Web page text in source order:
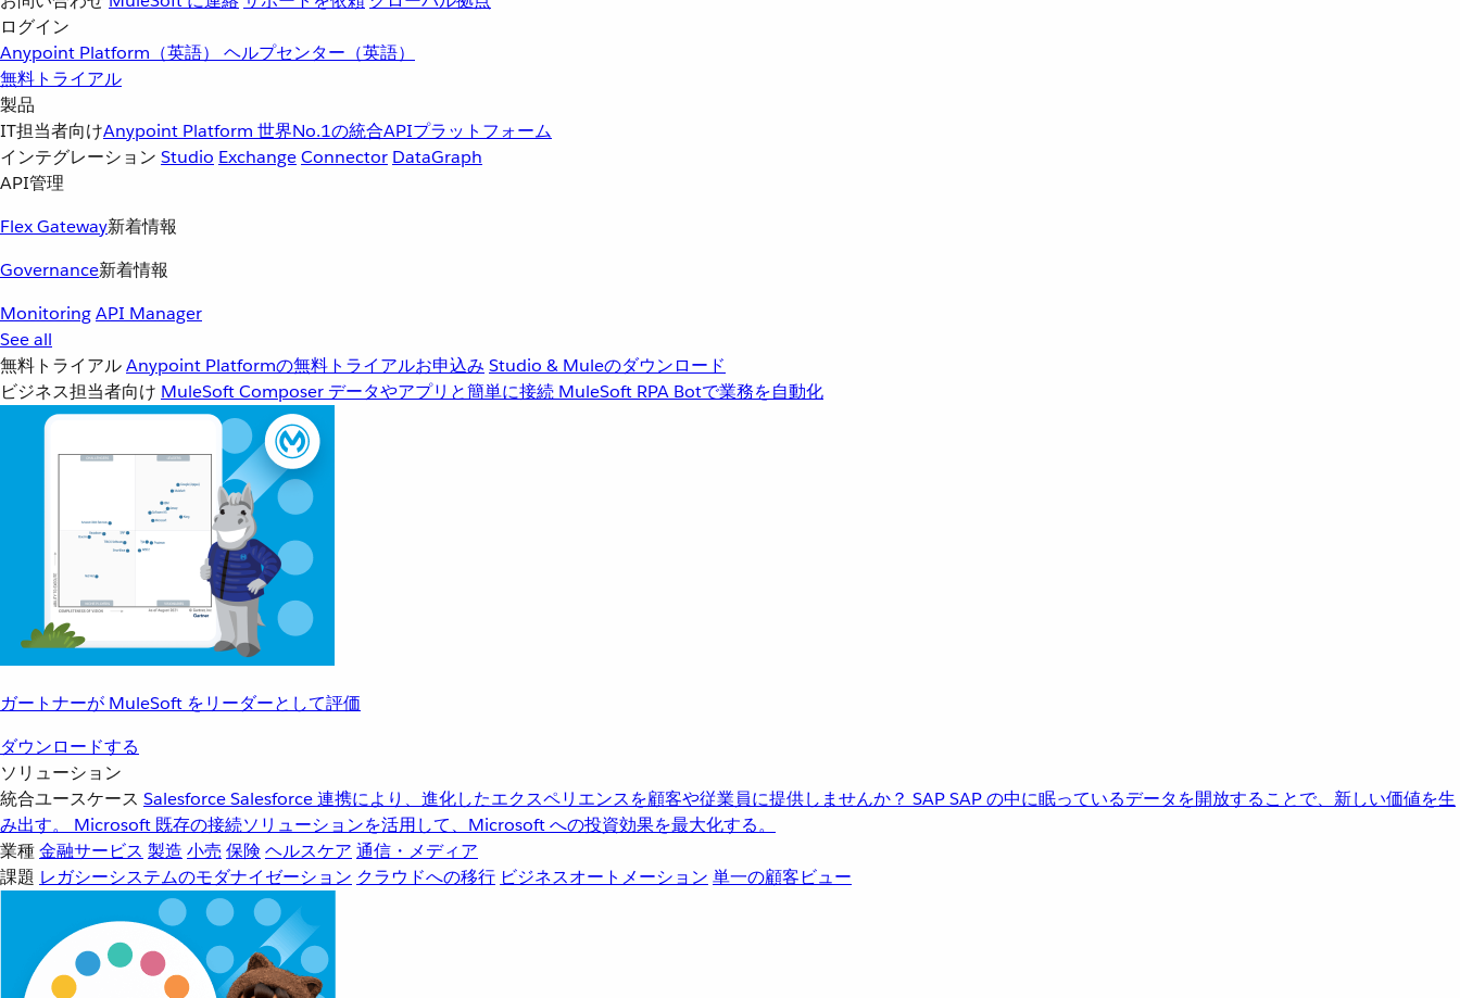
ログイン
Anypoint Platform（英語） ヘルプセンター（英語）
無料トライアル
製品
IT担当者向けAnypoint Platform 世界No.1の統合APIプラットフォーム
インテグレーション Studio ExchangeConnector DataGraph
API管理
Flex Gateway新着情報
Governance新着情報
MonitoringAPI Manager
See all
無料トライアルAnypoint Platformの無料トライアルお申込み Studio & Muleのダウンロード
ビジネス担当者向け MuleSoft Composer データやアプリと簡単に接続 MuleSoft RPA Botで業務を自動化
ガートナーが MuleSoft をリーダーとして評価
ダウンロードする
ソリューション
統合ユースケース SalesforceSalesforce 連携により、進化したエクスペリエンスを顧客や従業員に提供しませんか？ SAPSAP の中に眠っているデータを開放することで、新しい価値を生
み出す。
Microsoft 既存の接続ソリューションを活用して、Microsoft への投資効果を最大化する。
業種金融サービス 製造 小売 保険 ヘルスケア 通信・メディア
課題 レガシーシステムのモダナイゼーション クラウドへの移行 ビジネスオートメーション 単一の顧客ビュー